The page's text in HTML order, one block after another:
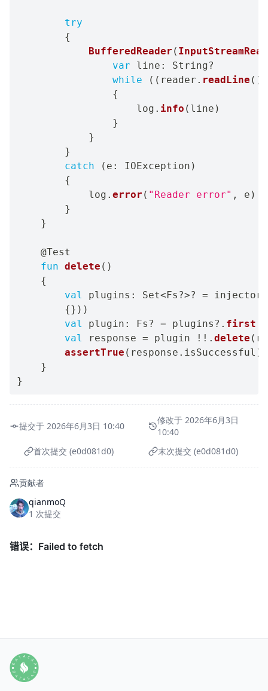
try
{
BufferedReader (
var line : String?
while
( ( reader . readLine ( )
{
                    log
. info ( line )
}
}
}
catch
( e : IOException )
{
            log
. error ( "Reader error" , e )
}
}
@Test
fun delete ( )
{
val
plugins : Set<Fs ?>? = injector
{} ) )
val
plugin : Fs ? = plugins ? . first
val
response = plugin !! . delete (
assertTrue ( response . isSuccessful )
}
}
提交于 2026年6月3日 10:40
修改于 2026年6月3日
10:40
首次提交 (e0d081d0)
末次提交 (e0d081d0)
贡献者
qianmoQ
1 次提交